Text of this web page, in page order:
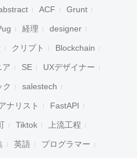
ACF Grunt
経理 designer
クリプト Blockchain
ア SE UXデザイナー
ク salestech
ナリスト FastAPI
Tiktok 上流工程
英語 プログラマー